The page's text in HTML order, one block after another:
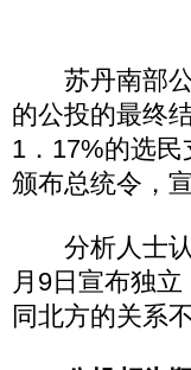
苏丹南部公
的公投的最终
1．17%的选
颁布总统令，
分析人士认
月9日宣布独
同北方的关系